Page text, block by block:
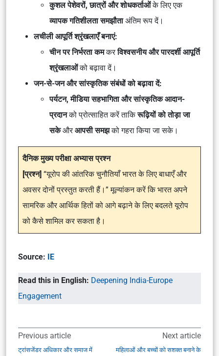
कुशल पेशेवरों, छात्रों और शोधकर्ताओंके लिए एक
व्यापक गतिशीलता समझौताअंतिम रूप दें।
लचीली आपूर्ति श्रृंखलाएँ बनाएं:
चीन पर निर्भरता कमकरविश्वसनीय और पारदर्शी आपूर्ति
श्रृंखलाओंको बढ़ावा दें।
जन-से-जन और सांस्कृतिक संबंधों को बढ़ावा दें:
पर्यटन, मीडिया सहभागिता और सांस्कृतिक आदान-
प्रदानको प्रोत्साहित करें ताकिरूढ़ियों को तोड़ा जा
सकेऔर आपसी समझको गहरा किया जा सके।
दैनिक मुख्य परीक्षा अभ्यास प्रश्न
[प्रश्न] “यूरोप की आंतरिक चुनौतियाँ भारत के लिए बाधाएँ और
अवसर दोनों प्रस्तुत करती हैं।” मूल्यांकन करें कि भारत अपने
सामरिक और आर्थिक हितों को आगे बढ़ाने के लिए बदलते यूरोप
को कैसे शामिल कर सकता है।
Source: IE
Read this in English: Deepening India-Europe
Engagement
Previous article
ट्रांसजेंडर अधिकार और समाज में
Next article
महिलाओं और बच्चों को सशक्त बनाने के